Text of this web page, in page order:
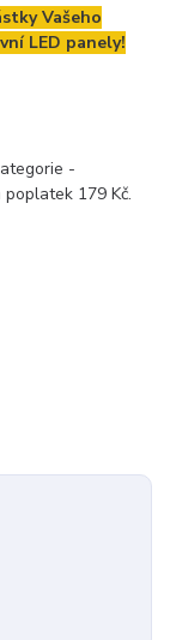
Vašeho
LED panely!
-
179 Kč.